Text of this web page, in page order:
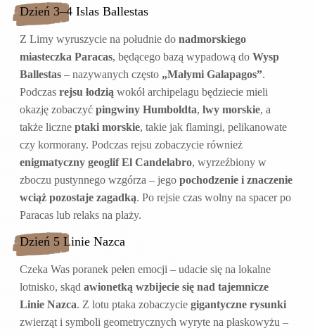
Dzień 3–4 Islas Ballestas
Z Limy wyruszycie na południe do nadmorskiego
miasteczka Paracas, będącego bazą wypadową do Wysp
Ballestas – nazywanych często „Małymi Galapagos”.
Podczas rejsu łodzią wokół archipelagu będziecie mieli
okazję zobaczyć pingwiny Humboldta, lwy morskie, a
także liczne ptaki morskie, takie jak flamingi, pelikanowate
czy kormorany. Podczas rejsu zobaczycie również
enigmatyczny geoglif El Candelabro, wyrzeźbiony w
zboczu pustynnego wzgórza – jego pochodzenie i znaczenie
wciąż pozostaje zagadką. Po rejsie czas wolny na spacer po
Paracas lub relaks na plaży.
Dzień 5 Linie Nazca
Czeka Was poranek pełen emocji – udacie się na lokalne
lotnisko, skąd awionetką wzbijecie się nad tajemnicze
Linie Nazca. Z lotu ptaka zobaczycie gigantyczne rysunki
zwierząt i symboli geometrycznych wyryte na płaskowyżu –